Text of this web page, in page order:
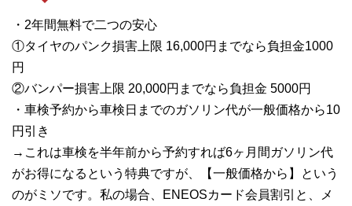
・2年間無料で二つの安心
①タイヤのパンク損害上限 16,000円までなら負担金1000
円
②バンパー損害上限 20,000円までなら負担金 5000円
・車検予約から車検日までのガソリン代が一般価格から10
円引き
→これは車検を半年前から予約すれば6ヶ月間ガソリン代
がお得になるという特典ですが、【一般価格から】という
のがミソです。私の場合、ENEOSカード会員割引と、メ